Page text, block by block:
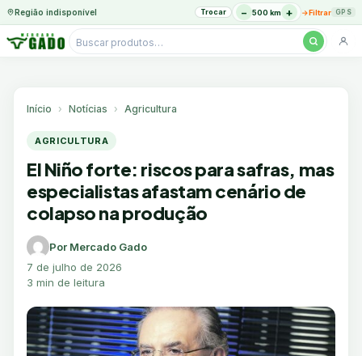
Região indisponível Trocar − 500 km + →Filtrar GPS
Pesquisar
Início Notícias Agricultura
AGRICULTURA
El Niño forte: riscos para safras, mas
especialistas afastam cenário de
colapso na produção
Por Mercado Gado
7 de julho de 2026
3 min de leitura